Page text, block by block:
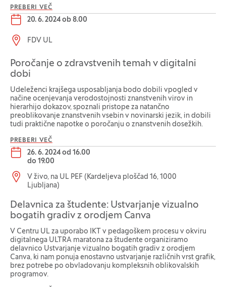
PREBERI VEČ
Datum dogodka:
20. 6. 2024 ob 8.00
Lokacija dogodka:
FDV UL
Poročanje o zdravstvenih temah v digitalni
dobi
Udeleženci krajšega usposabljanja bodo dobili vpogled v
načine ocenjevanja verodostojnosti znanstvenih virov in
hierarhijo dokazov, spoznali pristope za natančno
preoblikovanje znanstvenih vsebin v novinarski jezik, in dobili
tudi praktične napotke o poročanju o znanstvenih dosežkih.
PREBERI VEČ
Datum dogodka:
26. 6. 2024 od 16.00
do 19.00
Lokacija dogodka:
V živo, na UL PEF (Kardeljeva ploščad 16, 1000
Ljubljana)
Delavnica za študente: Ustvarjanje vizualno
bogatih gradiv z orodjem Canva
V Centru UL za uporabo IKT v pedagoškem procesu v okviru
digitalnega ULTRA maratona za študente organiziramo
delavnico Ustvarjanje vizualno bogatih gradiv z orodjem
Canva, ki nam ponuja enostavno ustvarjanje različnih vrst grafik,
brez potrebe po obvladovanju kompleksnih oblikovalskih
programov.